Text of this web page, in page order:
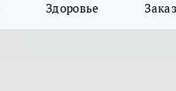
Здоровье